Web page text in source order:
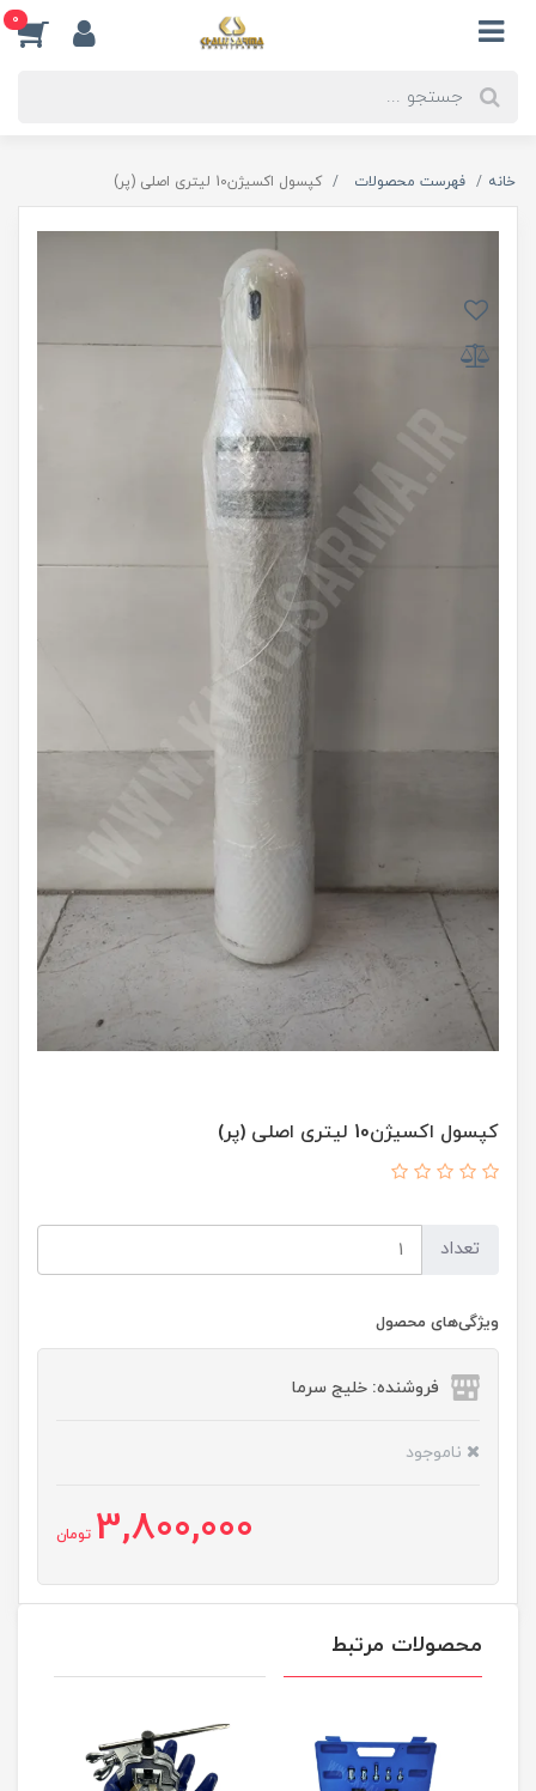
0
خانه فهرست محصولات کپسول اکسیژن10 لیتری اصلی (پر)
کپسول اکسیژن10 لیتری اصلی (پر)
تعداد
ویژگی‌های محصول
فروشنده: خلیج سرما
ناموجود
3,800,000 تومان
محصولات مرتبط